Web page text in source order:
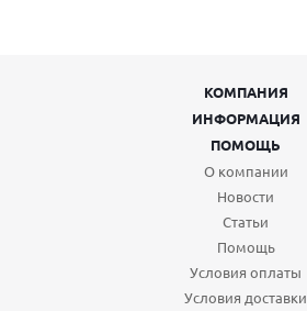
КОМПАНИЯ
ИНФОРМАЦИЯ
ПОМОЩЬ
О компании
Новости
Статьи
Помощь
Условия оплаты
Условия доставки